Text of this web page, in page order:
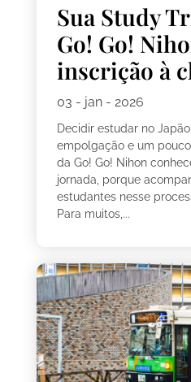
Sua Study
Go! Go!
inscrição à
03 - jan - 2026
Decidir estudar no
empolgação e um
da Go! Go! Nihon
jornada, porque
estudantes nesse
Para muitos,...